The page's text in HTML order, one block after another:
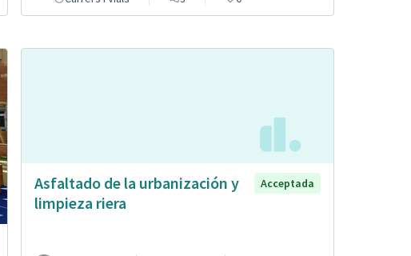
Asfaltado de la urbanización y
limpieza riera
Acceptada